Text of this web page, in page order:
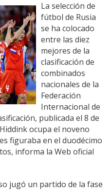
La selección de
fútbol de Rusia
se ha colocado
entre las diez
mejores de la
clasificación de
combinados
nacionales de la
Federación
Internacional de
publicada el 8 de
ocupa el noveno
figuraba en el duodécimo
informa la Web oficial
jugó un partido de la fase